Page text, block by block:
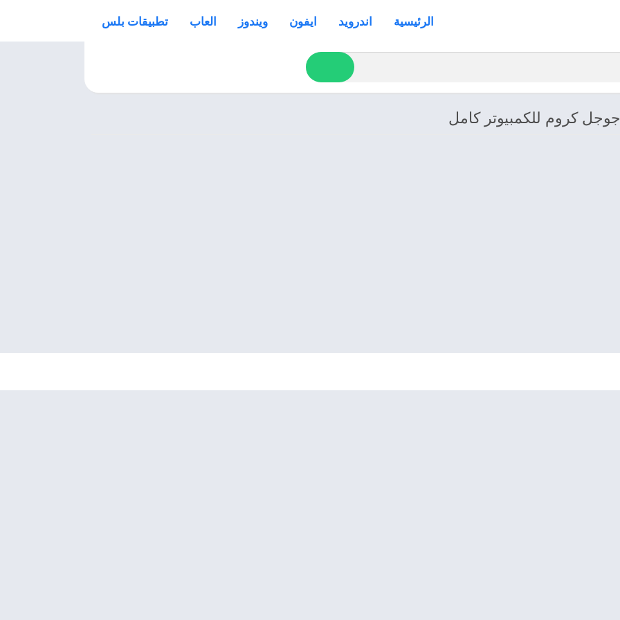
الرئيسية اندرويد ايفون ويندوز العاب تطبيقات بلس
كروم للكمبيوتر كامل